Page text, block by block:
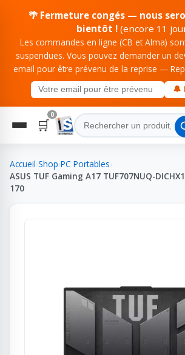
🌴 Fermeture congés — nous
bientôt ! (encore 11
Les commandes en ligne (CB et Alma)
suspendues. Vous pouvez demander un
email pour être prévenu de la reprise —
🔔
🛒
0
Accueil Shop PC Portables
ASUS TUF Gaming A17 TUF707NUQ-
170